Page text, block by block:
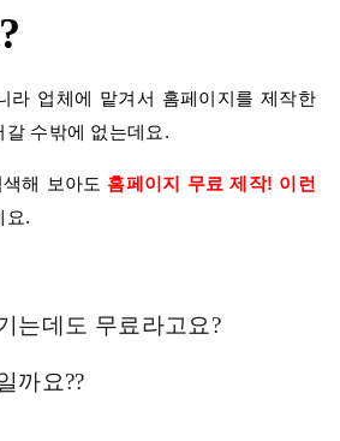
라 업체에 맡겨서 홈페이지를 제작한
수밖에 없는데요​.
해 보아도 홈페이지 무료 제작! 이런
요.
는데도 무료라고요?
까요??